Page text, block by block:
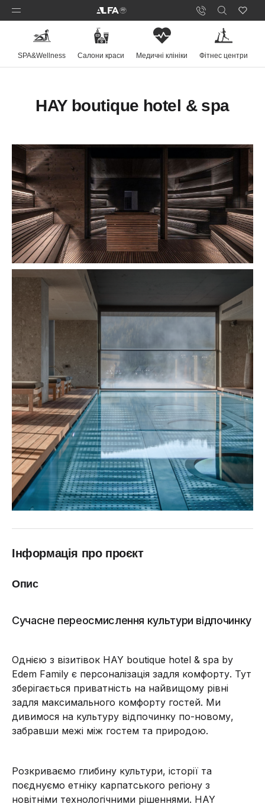
SPA&Wellness Салони краси Медичні клініки Фітнес центри
HAY boutique hotel & spa
Інформація про проєкт
Опис
Сучасне переосмислення культури відпочинку
Однією з візитівок HAY boutique hotel & spa by
Edem Family є персоналізація задля комфорту. Тут
зберігається приватність на найвищому рівні
задля максимального комфорту гостей. Ми
дивимося на культуру відпочинку по-новому,
забравши межі між гостем та природою.
Розкриваємо глибину культури, історії та
поєднуємо етніку карпатського регіону з
новітніми технологічними рішеннями. HAY